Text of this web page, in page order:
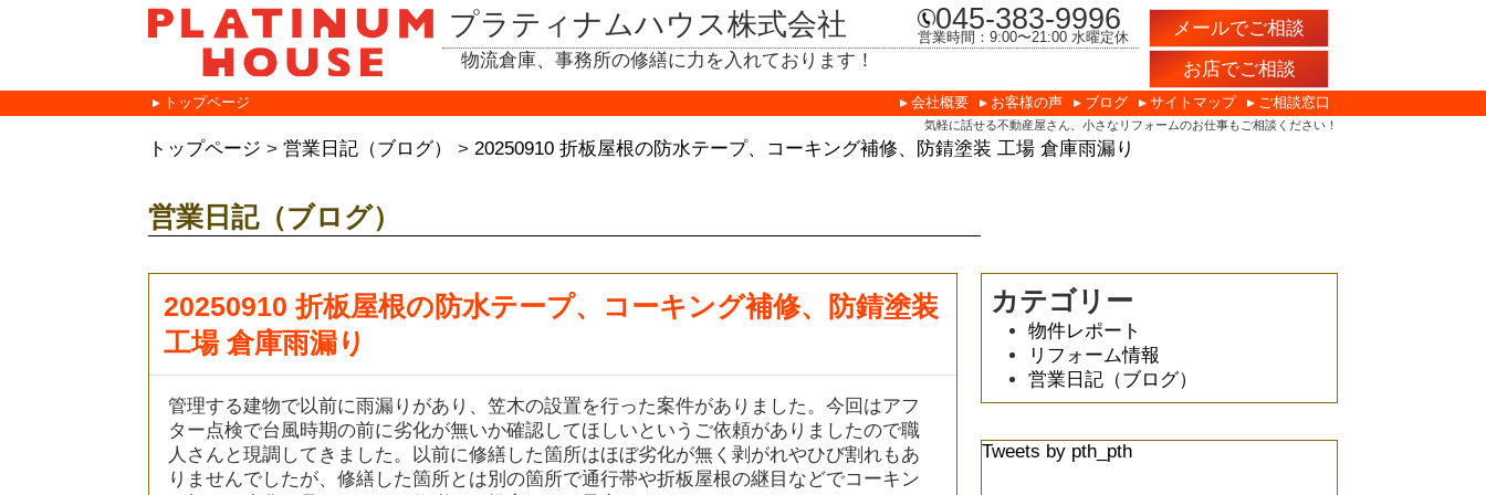
プラティナムハウス株式会社 045-383-9996
営業時間：9:00〜21:00 水曜定休
物流倉庫、事務所の修繕に力を入れております！
メールでご相談
お店でご相談
トップページ 会社概要 お客様の声 ブログ サイトマップ ご相談窓口
気軽に話せる不動産屋さん、小さなリフォームのお仕事もご相談ください！
トップページ >営業日記（ブログ） >20250910 折板屋根の防水テープ、コーキング補修、防錆塗装 工場 倉庫雨漏り
営業日記（ブログ）
20250910 折板屋根の防水テープ、コーキング補修、防錆塗装
工場 倉庫雨漏り
管理する建物で以前に雨漏りがあり、笠木の設置を行った案件がありました。今回はアフ
ター点検で台風時期の前に劣化が無いか確認してほしいというご依頼がありましたので職
人さんと現調してきました。以前に修繕した箇所はほぼ劣化が無く剥がれやひび割れもあ
りませんでしたが、修繕した箇所とは別の箇所で通行帯や折板屋根の継目などでコーキン
カテゴリー
物件レポート
リフォーム情報
営業日記（ブログ）
Tweets by pth_pth